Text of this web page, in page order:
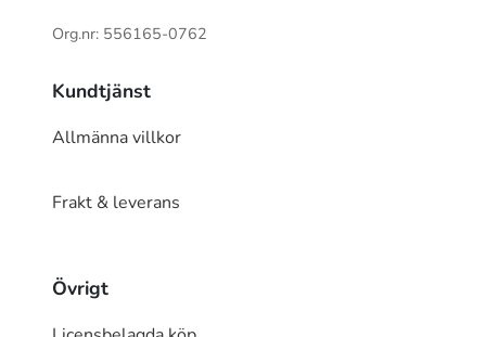
Org.nr: 556165-0762
Kundtjänst
Allmänna villkor
Frakt & leverans
Övrigt